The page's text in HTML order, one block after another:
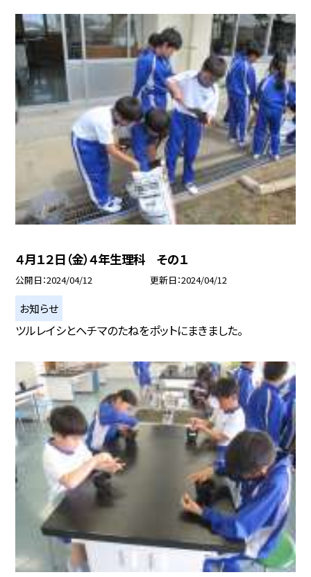
４月１２日（金）４年生理科 その１
公開日 2024/04/12 更新日 2024/04/12
お知らせ
ツルレイシとヘチマのたねをポットにまきました。